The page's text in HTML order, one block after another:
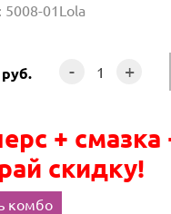
01Lola
руб. - +
+
скидку!
комбо